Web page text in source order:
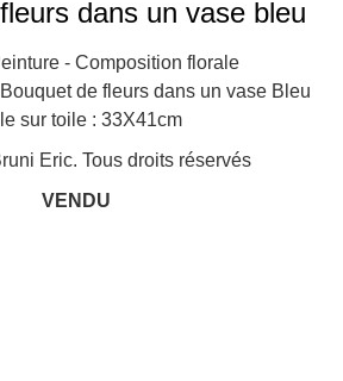
dans un vase bleu
- Composition florale
de fleurs dans un vase Bleu
sur toile : 33X41cm
Eric. Tous droits réservés
VENDU